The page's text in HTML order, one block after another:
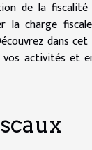
de la
charge
dans cet
activités et